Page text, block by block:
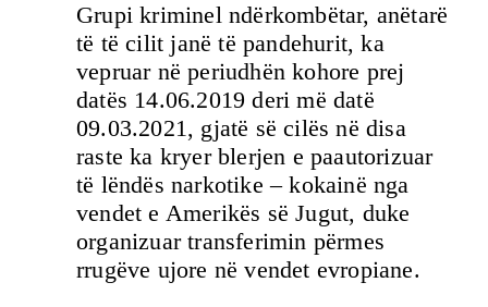
Grupi kriminel ndërkombëtar, anëtarë
të të cilit janë të pandehurit, ka
vepruar në periudhën kohore prej
datës 14.06.2019 deri më datë
09.03.2021, gjatë së cilës në disa
raste ka kryer blerjen e paautorizuar
të lëndës narkotike – kokainë nga
vendet e Amerikës së Jugut, duke
organizuar transferimin përmes
rrugëve ujore në vendet evropiane.